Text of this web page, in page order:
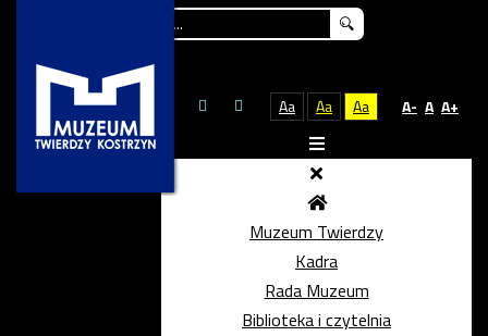
Aa Aa Aa A- A A+
Muzeum Twierdzy
Kadra
Rada Muzeum
Biblioteka i czytelnia